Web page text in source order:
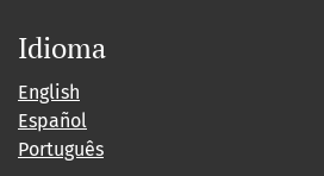
Idioma
English
Español
Português